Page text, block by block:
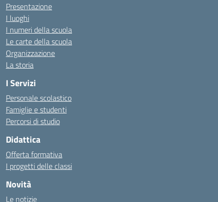
Presentazione
I luoghi
I numeri della scuola
Le carte della scuola
Organizzazione
La storia
I Servizi
Personale scolastico
Famiglie e studenti
Percorsi di studio
Didattica
Offerta formativa
I progetti delle classi
Novità
Le notizie